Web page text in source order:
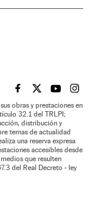
EL PAÍS BRASIL EN
EL PAÍSEL PAÍS
EL
obras y prestaciones en
32.1 del TRLPI;
distribución y
temas de actualidad
una reserva expresa
accesibles desde
que resulten
del Real Decreto - ley